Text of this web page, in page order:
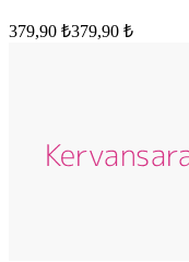
379,90 ₺379,90 ₺